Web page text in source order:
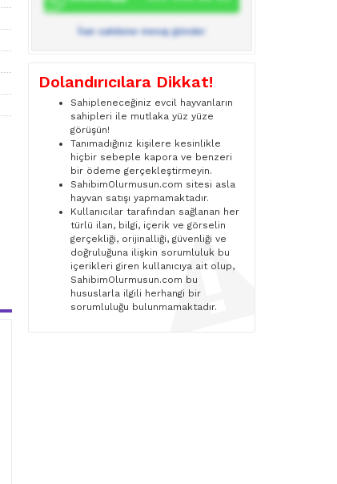
İlan sahibine mesaj gönder
Dolandırıcılara Dikkat!
Sahipleneceğiniz evcil hayvanların
sahipleri ile mutlaka yüz yüze
görüşün!
Tanımadığınız kişilere kesinlikle
hiçbir sebeple kapora ve benzeri
bir ödeme gerçekleştirmeyin.
SahibimOlurmusun.com sitesi asla
hayvan satışı yapmamaktadır.
Kullanıcılar tarafından sağlanan her
türlü ilan, bilgi, içerik ve görselin
gerçekliği, orijinalliği, güvenliği ve
doğruluğuna ilişkin sorumluluk bu
içerikleri giren kullanıcıya ait olup,
SahibimOlurmusun.com bu
hususlarla ilgili herhangi bir
sorumluluğu bulunmamaktadır.